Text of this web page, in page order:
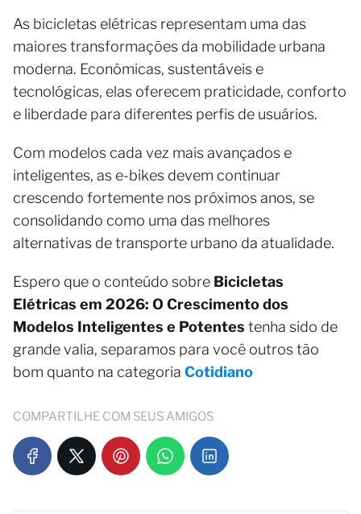
As bicicletas elétricas representam uma das
maiores transformações da mobilidade urbana
moderna. Econômicas, sustentáveis e
tecnológicas, elas oferecem praticidade, conforto
e liberdade para diferentes perfis de usuários.
Com modelos cada vez mais avançados e
inteligentes, as e-bikes devem continuar
crescendo fortemente nos próximos anos, se
consolidando como uma das melhores
alternativas de transporte urbano da atualidade.
Espero que o conteúdo sobre Bicicletas
Elétricas em 2026: O Crescimento dos
Modelos Inteligentes e Potentes tenha sido de
grande valia, separamos para você outros tão
bom quanto na categoria Cotidiano
COMPARTILHE COM SEUS AMIGOS